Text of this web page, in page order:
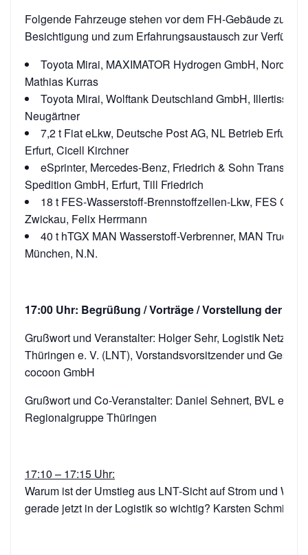
Folgende Fahrzeuge stehen vor dem FH-Gebäude zur
Besichtigung und zum Erfahrungsaustausch zur
Toyota Mirai, MAXIMATOR Hydrogen GmbH,
Mathias Kurras
Toyota Mirai, Wolftank Deutschland GmbH, Illertissen,
Neugärtner
7,2 t Fiat eLkw, Deutsche Post AG, NL Betrieb Erfurt,
Erfurt, Cicell Kirchner
eSprinter, Mercedes-Benz, Friedrich & Sohn Transport /
Spedition GmbH, Erfurt, Till Friedrich
18 t FES-Wasserstoff-Brennstoffzellen-Lkw, FES
Zwickau, Felix Herrmann
40 t hTGX MAN Wasserstoff-Verbrenner, MAN Truck &
München, N.N.
17:00 Uhr: Begrüßung / Vorträge / Vorstellung der
Grußwort und Veranstalter: Holger Sehr, Logistik Netzwerk
Thüringen e. V. (LNT), Vorstandsvorsitzender und
cocoon GmbH
Grußwort und Co-Veranstalter: Daniel Sehnert, BVL e.V.,
Regionalgruppe Thüringen
17:10 – 17:15 Uhr:
Warum ist der Umstieg aus LNT-Sicht auf Strom und
gerade jetzt in der Logistik so wichtig? Karsten Schmidt /